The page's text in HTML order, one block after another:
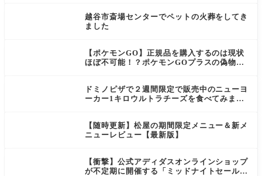
越谷市斎場センターでペットの火葬をしてき
ました
【ポケモンGO】正規品を購入するのは現状
ほぼ不可能！？ポケモンGOプラスの偽物が
ドミノピザで２週間限定で販売中のニューヨ
ーカー1キロウルトラチーズを食べてみまし
【随時更新】松屋の期間限定メニュー＆新メ
ニューレビュー【最新版】
【衝撃】公式アディダスオンラインショップ
が不定期に開催する「ミッドナイトセール」